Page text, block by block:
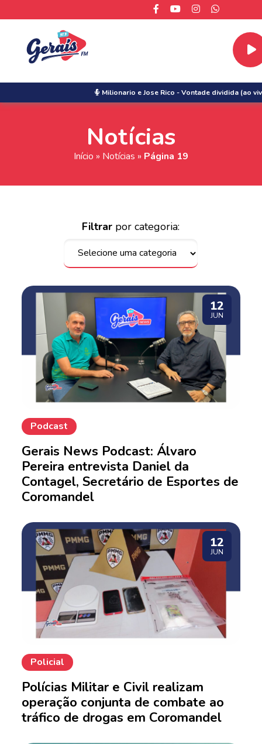
Milionario e Jose Rico -Vontade dividida (ao
Notícias
Início » Notícias » Página 19
Filtrar por categoria:
12
JUN
Podcast
Gerais News Podcast: Álvaro
Pereira entrevista Daniel da
Contagel, Secretário de Esportes de
Coromandel
12
JUN
Policial
Polícias Militar e Civil realizam
operação conjunta de combate ao
tráfico de drogas em Coromandel